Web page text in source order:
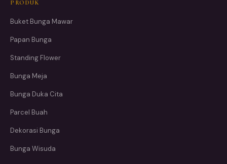
PRODUK
Buket Bunga Mawar
Papan Bunga
Standing Flower
Bunga Meja
Bunga Duka Cita
Parcel Buah
Dekorasi Bunga
Bunga Wisuda